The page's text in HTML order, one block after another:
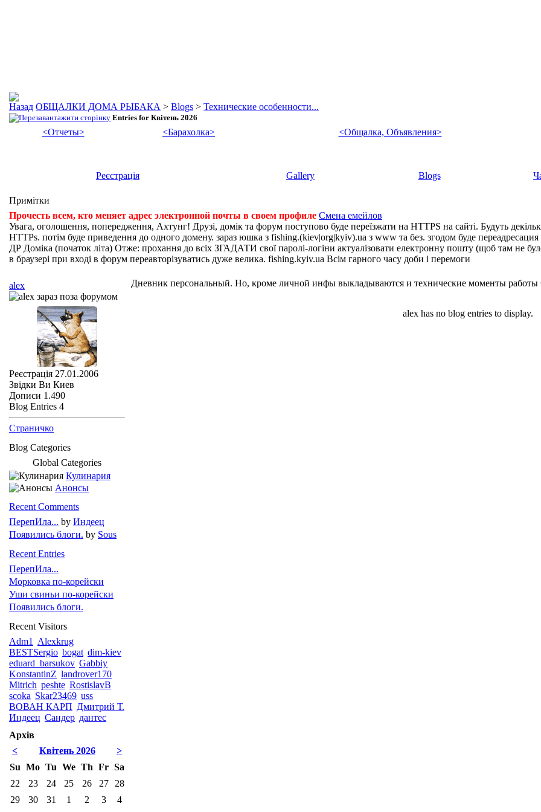
ОБЩАЛКИ ДОМА РЫБАКА > Blogs > Технические особенности...
Entries for Квітень 2026
<Отчеты>
<Барахолка> <Общалка, Объявления>
Реєстрація Gallery Blogs
Примітки
Прочесть всем, кто меняет адрес электронной почты в своем профиле Смена емейлов
Увага, оголошення, попередження, Ахтунг! Друзі, домік та форум поступово буде переїзжати на HTTPS на сайті. Будуть
HTTPs. потім буде приведення до одного домену. зараз юшка з fishing.(kiev|org|kyiv).ua з www та без. згодом буде
ДР Доміка (початок літа) Отже: прохання до всіх ЗГАДАТИ свої паролі-логіни актуалізовати електронну пошту (щоб там не
в браузері при вході в форум переавторізуватись дуже велика. fishing.kyiv.ua Всім гарного часу доби і перемоги
Дневник персональный. Но, кроме личной инфы выкладываются и технические моменты
alex has no blog entries to display.
alex
Реєстрація 27.01.2006
Звідки Ви Киев
Дописи 1.490
Blog Entries 4
Страничко
Blog Categories
Global Categories
Кулинария
Анонсы
Recent Comments
ПерепИла... by Индеец
Появились блоги. by Sous
Recent Entries
ПерепИла...
Морковка по-корейски
Уши свиньи по-корейски
Появились блоги.
Recent Visitors
Adm1
Alexkrug
BESTSergio bogat dim-kiev
eduard_barsukov Gabbiy
KonstantinZ landrover170
Mitrich peshte RostislavB
scoka Skar23469 uss
ВОВАН КАРП Дмитрий Т.
Индеец Сандер дантес
Архів
<
>
Квітень 2026
Su Mo Tu We Th Fr Sa
22
23 24 25 26 27
28
29
30 31 1 2 3
4